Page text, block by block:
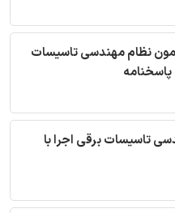
نظام مهندسی تاسیسات
تاسیسات برقی اجرا با